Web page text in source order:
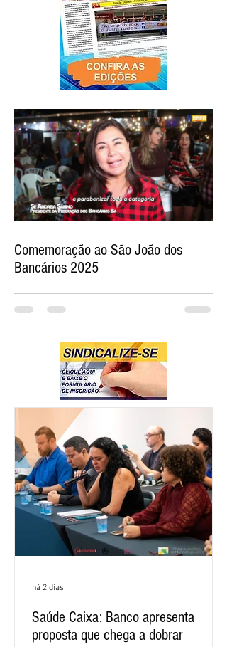
Comemoração ao São João dos
Bancários 2025
Saúde Caixa: Banco apresenta
proposta que chega a dobrar
há 2 dias